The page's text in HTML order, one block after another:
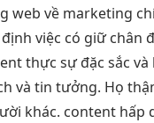
web về marketing
việc có giữ chân
thực sự đặc sắc và
và tin tưởng. Họ
khác. content hấp